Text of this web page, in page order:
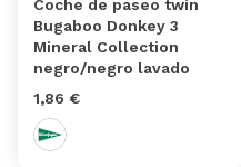
Coche de paseo twin
Bugaboo Donkey 3
Mineral Collection
negro/negro lavado
1,86 €